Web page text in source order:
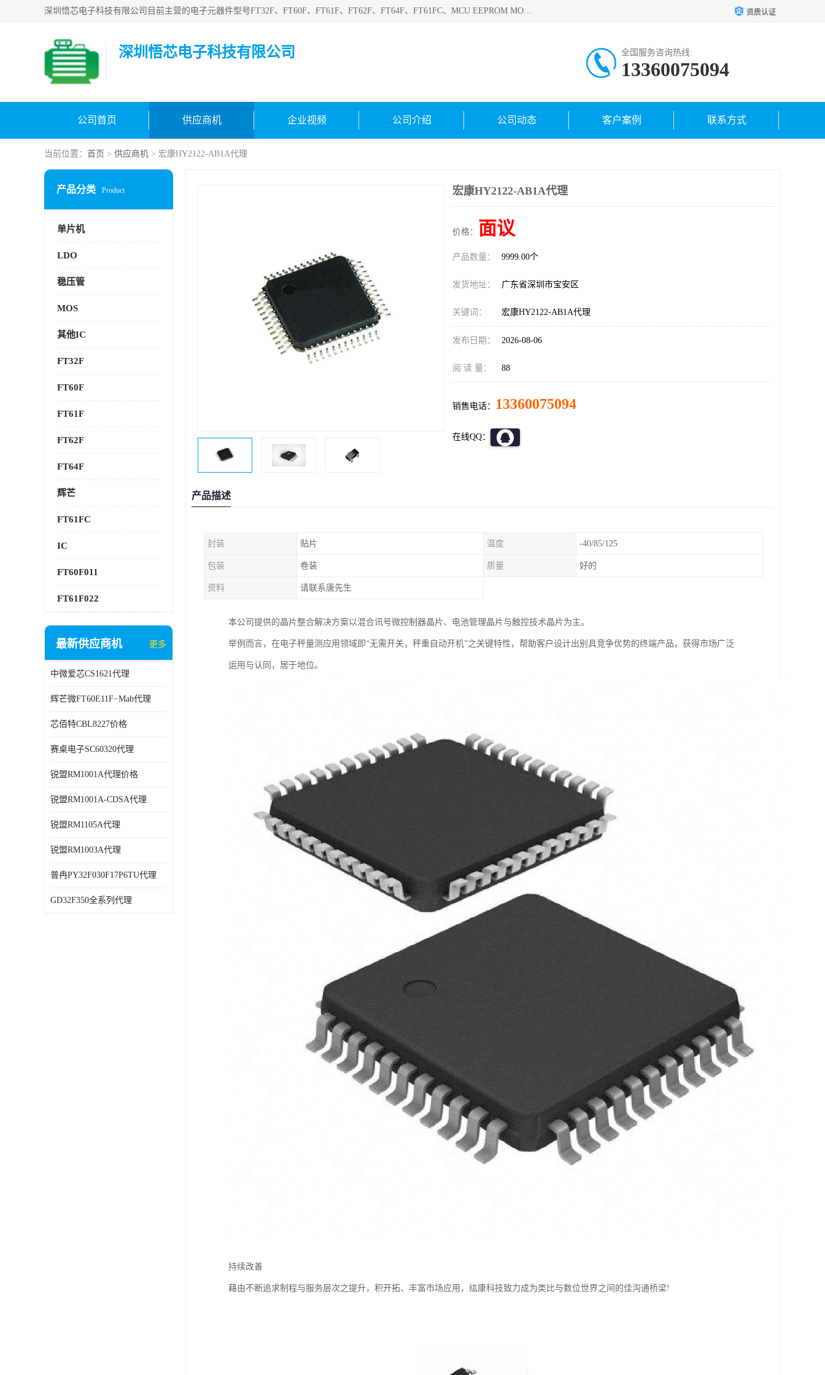
深圳悟芯电子科技有限公司目前主营的电子元器件型号FT32F、FT60F、FT61F、FT62F、FT64F、FT61FC、MCU EEPROM MOS LDO 稳压管 触摸IC DC-DC AC-DC 协议IC等，广泛应用于LED射灯、LED日光灯、等诸多领域。 资质认证
深圳悟芯电子科技有限公司 全国服务咨询热线:
13360075094
公司首页 供应商机 企业视频 公司介绍 公司动态 客户案例 联系方式
当前位置： 首页 > 供应商机 > 宏康HY2122-AB1A代理
产品分类 Product
单片机
LDO
稳压管
MOS
其他IC
FT32F
FT60F
FT61F
FT62F
FT64F
辉芒
FT61FC
IC
FT60F011
FT61F022
最新供应商机 更多
中微爱芯CS1621代理
辉芒微FT60E11F−Mab代理
芯佰特CBL8227价格
赛桌电子SC60320代理
锐盟RM1001A代理价格
锐盟RM1001A-CDSA代理
锐盟RM1105A代理
锐盟RM1003A代理
普冉PY32F030F17P6TU代理
GD32F350全系列代理
宏康HY2122-AB1A代理
价格： 面议
产品数量： 9999.00个
发货地址： 广东省深圳市宝安区
关键词： 宏康HY2122-AB1A代理
发布日期： 2026-08-06
阅 读 量： 88
销售电话： 13360075094
在线QQ：
产品描述
封装 贴片 温度 -40/85/125
包装 卷装 质量 好的
资料 请联系唐先生
本公司提供的晶片整合解决方案以混合讯号微控制器晶片、电池管理晶片与触控技术晶片为主。
举例而言，在电子秤量测应用领域即“无需开关，秤重自动开机”之关键特性，帮助客户设计出别具竞争优势的终端产品，获得市场广泛
运用与认同，居于地位。
持续改善
藉由不断追求制程与服务层次之提升，积开拓、丰富市场应用，纮康科技致力成为类比与数位世界之间的佳沟通桥梁!